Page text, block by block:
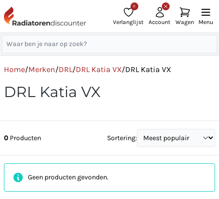
0
Verlanglijst Account Wagen Menu
Home/Merken/DRL/DRL Katia VX/DRL Katia VX
DRL Katia VX
0 Producten Sortering:
Geen producten gevonden.